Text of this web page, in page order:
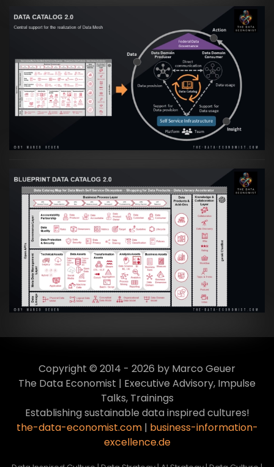
Artikel:Data Mesh Ökosysteme: Die
Transformation zur Data Inspired Human
Culture
VIEW
Artikel:Data Mesh Ökosysteme: Die
Transformation zur Data Inspired Human
Culture
VIEW
Copyright © 2014 - 2026 by Marco Geuer
The Data Economist | Executive Advisory, Impulse
Talks, Trainings
Establishing sustainable data inspired cultures!
the-data-economist.com| business-information-
excellence.de